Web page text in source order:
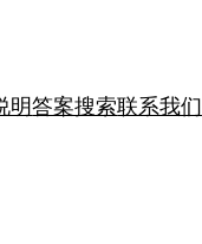
明答案搜索联系我们